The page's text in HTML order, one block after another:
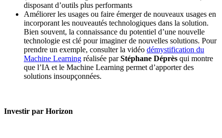
disposant d’outils plus performants
Améliorer les usages ou faire émerger de nouveaux usages en
incorporant les nouveautés technologiques dans la solution.
Bien souvent, la connaissance du potentiel d’une nouvelle
technologie est clé pour imaginer de nouvelles solutions. Pour
prendre un exemple, consulter la vidéo démystification du
Machine Learning réalisée parStéphane Déprès qui montre
que l’IA et le Machine Learning permet d’apporter des
solutions insoupçonnées.
Investir par Horizon